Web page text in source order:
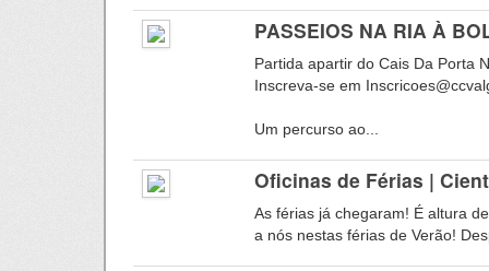
PASSEIOS NA RIA À
Partida apartir do Cais Da Porta
Inscreva-se em
Um percurso ao...
Oficinas de Férias |
As férias já chegaram! É altura
a nós nestas férias de Verão!